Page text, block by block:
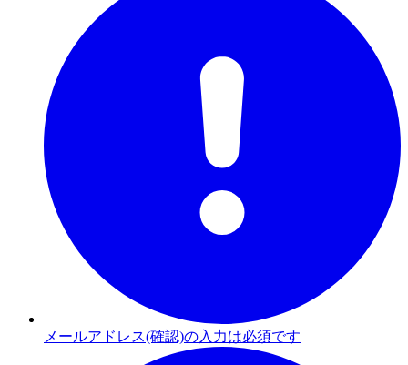
メールアドレス(確認)の入力は必須です